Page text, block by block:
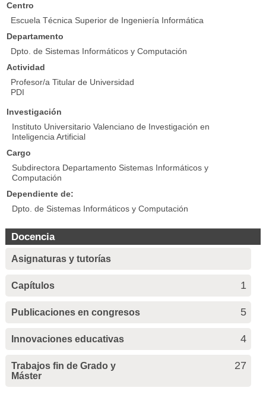
Centro
Escuela Técnica Superior de Ingeniería Informática
Departamento
Dpto. de Sistemas Informáticos y Computación
Actividad
Profesor/a Titular de Universidad
PDI
Investigación
Instituto Universitario Valenciano de Investigación en
Inteligencia Artificial
Cargo
Subdirectora Departamento Sistemas Informáticos y
Computación
Dependiente de:
Dpto. de Sistemas Informáticos y Computación
Docencia
Asignaturas y tutorías
Capítulos 1
Publicaciones en congresos 5
Innovaciones educativas 4
Trabajos fin de Grado y
Máster
27